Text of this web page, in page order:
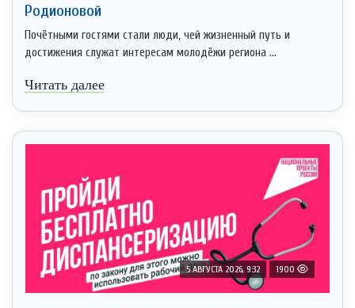
Родионовой
Почётными гостями стали люди, чей жизненный путь и
достижения служат интересам молодёжи региона ...
Читать далее
5 АВГУСТА 2026, 9:32 1900